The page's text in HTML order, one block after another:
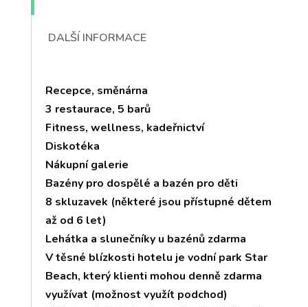
DALŠÍ INFORMACE
Recepce, směnárna
3 restaurace, 5 barů
Fitness, wellness, kadeřnictví
Diskotéka
Nákupní galerie
Bazény pro dospělé a bazén pro děti
8 skluzavek (některé jsou přístupné dětem
až od 6 let)
Lehátka a slunečníky u bazénů zdarma
V těsné blízkosti hotelu je vodní park Star
Beach, který klienti mohou denně zdarma
využívat (možnost využít podchod)